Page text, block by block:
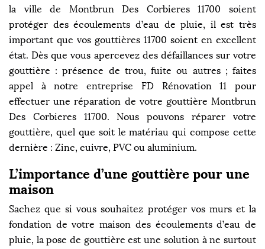
la ville de Montbrun Des Corbieres 11700 soient
protéger des écoulements d’eau de pluie, il est très
important que vos gouttières 11700 soient en excellent
état. Dès que vous apercevez des défaillances sur votre
gouttière : présence de trou, fuite ou autres ; faites
appel à notre entreprise FD Rénovation 11 pour
effectuer une réparation de votre gouttière Montbrun
Des Corbieres 11700. Nous pouvons réparer votre
gouttière, quel que soit le matériau qui compose cette
dernière : Zinc, cuivre, PVC ou aluminium.
L’importance d’une gouttière pour une
maison
Sachez que si vous souhaitez protéger vos murs et la
fondation de votre maison des écoulements d’eau de
pluie, la pose de gouttière est une solution à ne surtout